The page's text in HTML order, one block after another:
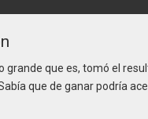
grande que es, tomó el
que de ganar podría